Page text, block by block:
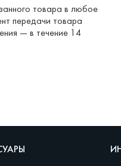
товара в любое
передачи товара
— в течение 14